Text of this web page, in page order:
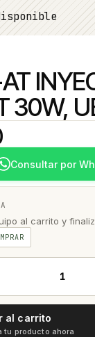
30W,
Consultar por
al carrito y
al carrito
tu producto ahora